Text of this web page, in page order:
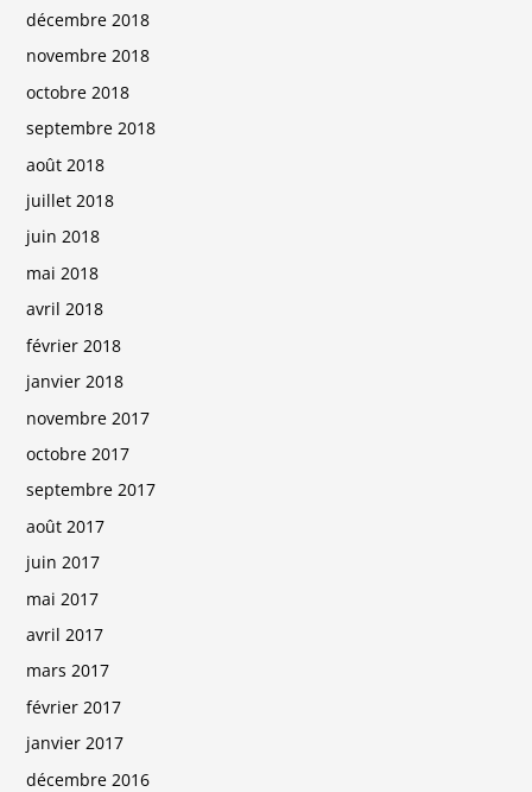
décembre 2018
novembre 2018
octobre 2018
septembre 2018
août 2018
juillet 2018
juin 2018
mai 2018
avril 2018
février 2018
janvier 2018
novembre 2017
octobre 2017
septembre 2017
août 2017
juin 2017
mai 2017
avril 2017
mars 2017
février 2017
janvier 2017
décembre 2016